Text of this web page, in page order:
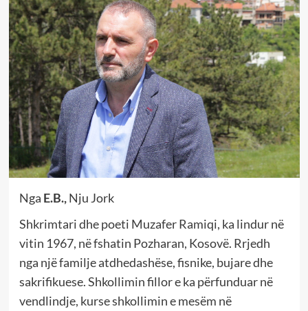
Nga E.B.,Nju Jork
Shkrimtari dhe poeti Muzafer Ramiqi, ka lindur në
vitin 1967, në fshatin Pozharan, Kosovë. Rrjedh
nga një familje atdhedashëse, fisnike, bujare dhe
sakrifikuese. Shkollimin fillor e ka përfunduar në
vendlindje, kurse shkollimin e mesëm në